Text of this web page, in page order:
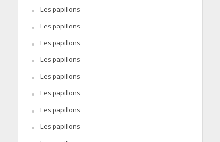
Les papillons
Les papillons
Les papillons
Les papillons
Les papillons
Les papillons
Les papillons
Les papillons